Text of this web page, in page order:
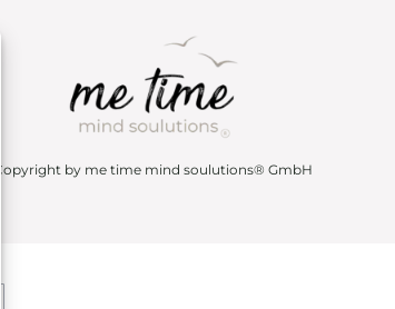
Copyright by me time mind soulutions® GmbH